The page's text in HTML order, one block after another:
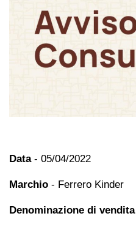
Data - 05/04/2022
Marchio - Ferrero Kinder
Denominazione di vendita